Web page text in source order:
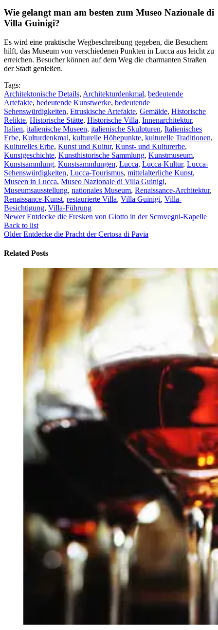
Wie gelangt man am besten zum Museo Nazionale di
Villa Guinigi?
Es wird eine praktische Wegbeschreibung gegeben, die Besuchern
hilft, das Museum von verschiedenen Punkten in Lucca aus leicht zu
erreichen. Besucher können auf dem Weg die charmanten Straßen
der Stadt genießen.
Tags:
Architektonische Details, Architekturdenkmal, bedeutende
Artefakte, bedeutende Kunstwerke, bedeutende
Sehenswürdigkeiten, Etruskische Artefakte, Gemälde, Historische
Relikte, Historische Stätte, Historische Villa, Innenarchitektur,
Italien, italienische Museen, italienische Skulpturen, Italienisches
Erbe, Kulturdenkmal, kulturelle Höhepunkte, kulturelle Traditionen,
Kulturelles Erbe, Kunst und Kultur, Kunst- und Kulturerbe,
Kunstgeschichte, Kunsthistorische Sammlung, Kunstmuseum,
Kunstsammlung, Kunstsammlungen, Lucca, Lucca-Kultur, Lucca-
Sehenswürdigkeiten, Lucca-Tourismus, mittelalterliche Kunst,
Museen in Lucca, Museo Nazionale di Villa Guinigi,
Museumsausstellung, nationales Museum, Renaissance-Architektur,
Renaissance-Kunst, restaurierte Villa, Villa Guinigi, Villa-
Besichtigung, Villa-Führung
Newer Entdecke die Fresken von Giotto in der Scrovegni-Kapelle
Back to list
Older Entdecke die Pracht der Certosa di Pavia
Related Posts